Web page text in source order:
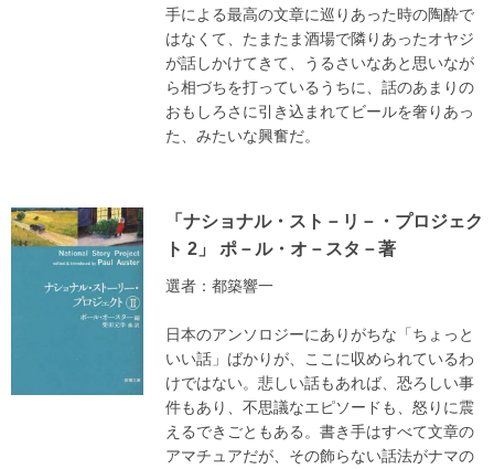
手による最高の文章に巡りあった時の陶酔で
はなくて、たまたま酒場で隣りあったオヤジ
が話しかけてきて、うるさいなあと思いなが
ら相づちを打っているうちに、話のあまりの
おもしろさに引き込まれてビールを奢りあっ
た、みたいな興奮だ。
「ナショナル・スト－リ－・プロジェク
ト 2」 ポ－ル・オ－スタ－著
選者：都築響一
日本のアンソロジーにありがちな「ちょっと
いい話」ばかりが、ここに収められているわ
けではない。悲しい話もあれば、恐ろしい事
件もあり、不思議なエピソードも、怒りに震
えるできごともある。書き手はすべて文章の
アマチュアだが、その飾らない話法がナマの